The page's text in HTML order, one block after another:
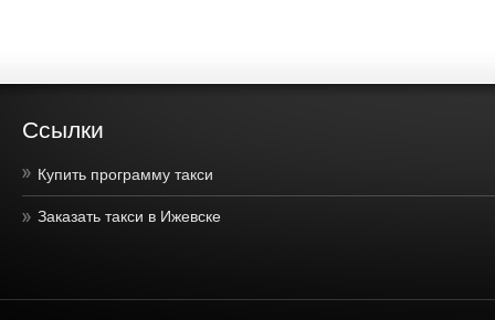
Ссылки
Купить программу такси
Заказать такси в Ижевске